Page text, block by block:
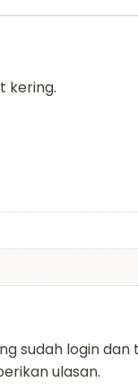
kering.
sudah login
ulasan.